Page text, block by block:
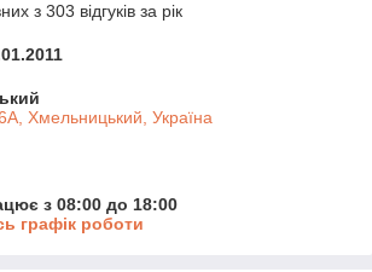
з 303 відгуків за рік
6А, Хмельницький, Україна
з 08:00 до 18:00
графік роботи